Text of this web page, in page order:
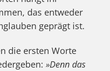
das entweder
geprägt ist.
die ersten Worte
»Denn das